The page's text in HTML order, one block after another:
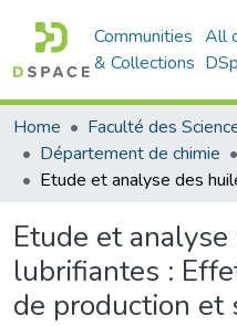
Communities
& Collections
All
Home
Département de chimie
Etude et
lubrifiantes :
de production